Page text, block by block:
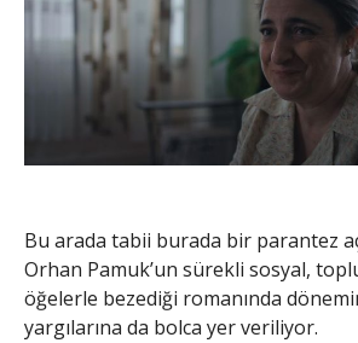
Bu arada tabii burada bir parantez
Orhan Pamuk’un sürekli sosyal,
öğelerle bezediği romanında
yargılarına da bolca yer veriliyor.